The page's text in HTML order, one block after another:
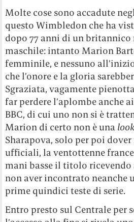
Molte cose sono accadute
questo Wimbledon che ha
dopo 77 anni di un britannico
maschile: intanto Marion
femminile, e nessuno
che l’onore e la gloria
Sgraziata, vagamente
far perdere l’aplombe anche
BBC, di cui uno non si è
Marion di certo non è una
Sharapova, solo per poi
ufficiali, la ventottenne
mani basse il titolo ricevendo
non aver incontrato neanche
prime quindici teste di serie.
Entro presto sul Centrale per